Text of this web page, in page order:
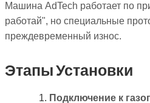
Машина AdTech работает по
работай", но специальные
преждевременный износ.
Этапы Установки
Подключение к